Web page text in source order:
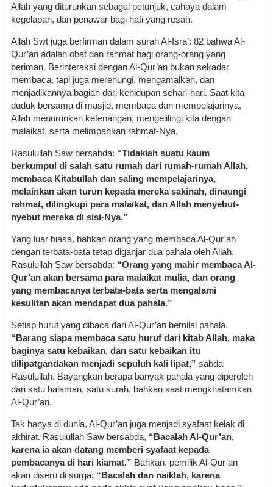
Allah yang diturunkan sebagai petunjuk, cahaya dalam
kegelapan, dan penawar bagi hati yang resah.
Allah Swt juga berfirman dalam surah Al-Isra’: 82 bahwa Al-
Qur’an adalah obat dan rahmat bagi orang-orang yang
beriman. Berinteraksi dengan Al-Qur’an bukan sekadar
membaca, tapi juga merenungi, mengamalkan, dan
menjadikannya bagian dari kehidupan sehari-hari. Saat kita
duduk bersama di masjid, membaca dan mempelajarinya,
Allah menurunkan ketenangan, mengelilingi kita dengan
malaikat, serta melimpahkan rahmat-Nya.
Rasulullah Saw bersabda: “Tidaklah suatu kaum
berkumpul di salah satu rumah dari rumah-rumah Allah,
membaca Kitabullah dan saling mempelajarinya,
melainkan akan turun kepada mereka sakinah, dinaungi
rahmat, dilingkupi para malaikat, dan Allah menyebut-
nyebut mereka di sisi-Nya.”
Yang luar biasa, bahkan orang yang membaca Al-Qur’an
dengan terbata-bata tetap diganjar dua pahala oleh Allah.
Rasulullah Saw bersabda: “Orang yang mahir membaca Al-
Qur’an akan bersama para malaikat mulia, dan orang
yang membacanya terbata-bata serta mengalami
kesulitan akan mendapat dua pahala.”
Setiap huruf yang dibaca dari Al-Qur’an bernilai pahala.
“Barang siapa membaca satu huruf dari kitab Allah, maka
baginya satu kebaikan, dan satu kebaikan itu
dilipatgandakan menjadi sepuluh kali lipat,” sabda
Rasulullah. Bayangkan berapa banyak pahala yang diperoleh
dari satu halaman, satu surah, bahkan saat mengkhatamkan
Al-Qur’an.
Tak hanya di dunia, Al-Qur’an juga menjadi syafaat kelak di
akhirat. Rasulullah Saw bersabda, “Bacalah Al-Qur’an,
karena ia akan datang memberi syafaat kepada
pembacanya di hari kiamat.” Bahkan, pemilik Al-Qur’an
akan diseru di surga: “Bacalah dan naiklah, karena